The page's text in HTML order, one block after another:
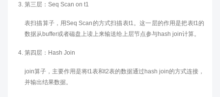
第三层：Seq Scan on t1
表扫描算子，用Seq Scan的方式扫描表t1。这一层的作用是把表t1的
数据从buffer或者磁盘上读上来输送给上层节点参与hash join计算。
第四层：Hash Join
join算子，主要作用是将t1表和t2表的数据通过hash join的方式连接，
并输出结果数据。